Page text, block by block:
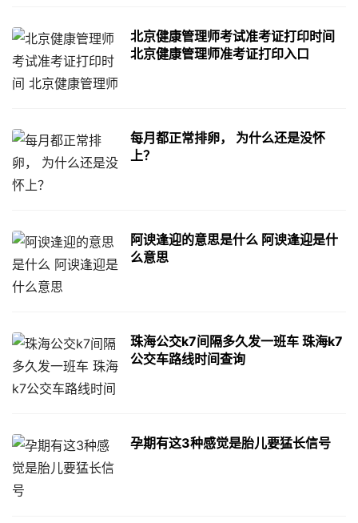
北京健康管理师考试准考证打印时间
北京健康管理师准考证打印入口
每月都正常排卵， 为什么还是没怀
上？
阿谀逢迎的意思是什么 阿谀逢迎是什
么意思
珠海公交k7间隔多久发一班车 珠海k7
公交车路线时间查询
孕期有这3种感觉是胎儿要猛长信号